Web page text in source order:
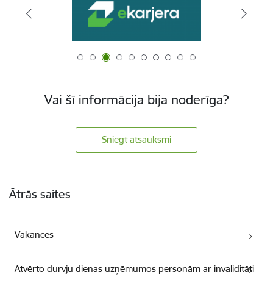
Vai šī informācija bija noderīga?
Sniegt atsauksmi
Ātrās saites
Vakances
Atvērto durvju dienas uzņēmumos personām ar invaliditāti